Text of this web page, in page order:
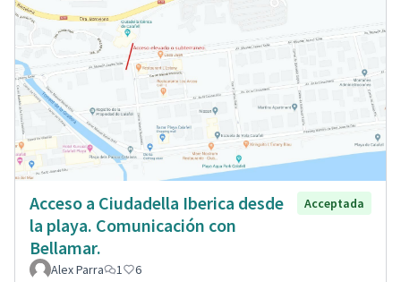
Acceso a Ciudadella Iberica desde
la playa. Comunicación con
Bellamar.
Acceptada
Alex Parra 1 6